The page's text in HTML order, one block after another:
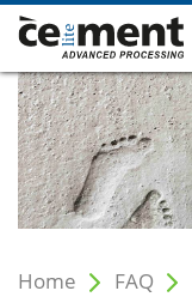
Home FAQ